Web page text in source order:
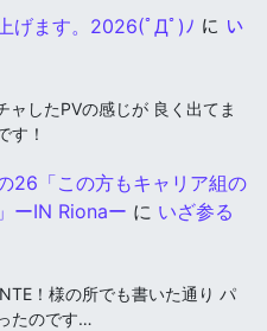
げます。2026(ﾟДﾟ)ﾉ に い
したPVの感じが 良く出てま
す！
26「この方もキャリア組の
ーIN Rionaー に いざ参る
！様の所でも書いた通り パ
たのです…